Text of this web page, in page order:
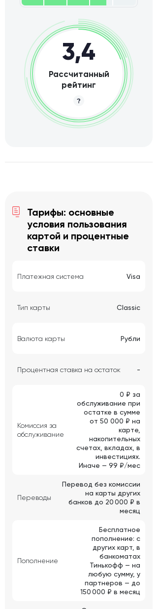
3,4
Рассчитанный
рейтинг
Тарифы: основные
условия пользования
картой и процентные
ставки
Платежная система Visa
Тип карты Classic
Валюта карты Рубли
Процентная ставка на остаток -
Комиссия за
обслуживание
0 ₽ за
обслуживание при
остатке в сумме
от 50 000 ₽ на
карте,
накопительных
счетах, вкладах, в
инвестициях.
Иначе — 99 ₽/мес
Переводы
Перевод без комиссии
на карты других
банков до 20 000 ₽ в
месяц
Пополнение
Бесплатное
пополнение: с
других карт, в
банкоматах
Тинькофф — на
любую сумму, у
партнеров — до
150 000 ₽ в месяц